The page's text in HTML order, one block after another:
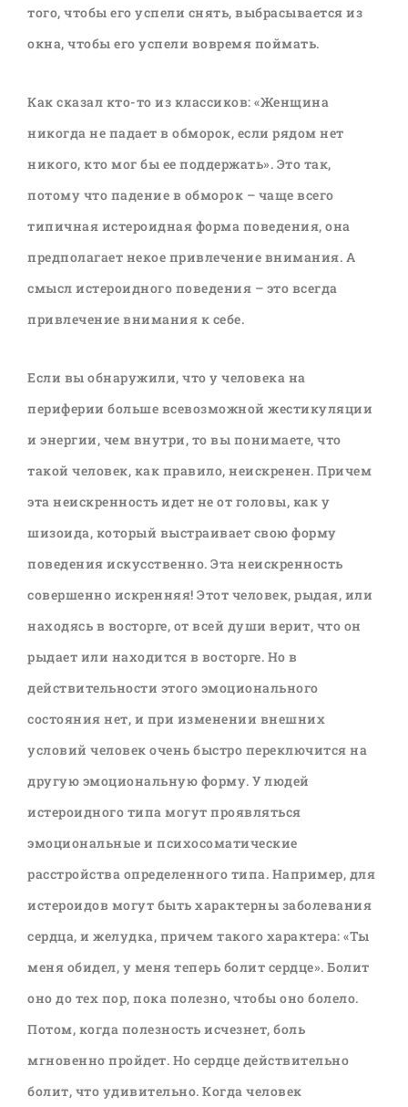
того, чтобы его успели снять, выбрасывается из
окна, чтобы его успели вовремя поймать.
Как сказал кто-то из классиков: «Женщина
никогда не падает в обморок, если рядом нет
никого, кто мог бы ее поддержать». Это так,
потому что падение в обморок – чаще всего
типичная истероидная форма поведения, она
предполагает некое привлечение внимания. А
смысл истероидного поведения – это всегда
привлечение внимания к себе.
Если вы обнаружили, что у человека на
периферии больше всевозможной жестикуляции
и энергии, чем внутри, то вы понимаете, что
такой человек, как правило, неискренен. Причем
эта неискренность идет не от головы, как у
шизоида, который выстраивает свою форму
поведения искусственно. Эта неискренность
совершенно искренняя! Этот человек, рыдая, или
находясь в восторге, от всей души верит, что он
рыдает или находится в восторге. Но в
действительности этого эмоционального
состояния нет, и при изменении внешних
условий человек очень быстро переключится на
другую эмоциональную форму. У людей
истероидного типа могут проявляться
эмоциональные и психосоматические
расстройства определенного типа. Например, для
истероидов могут быть характерны заболевания
сердца, и желудка, причем такого характера: «Ты
меня обидел, у меня теперь болит сердце». Болит
оно до тех пор, пока полезно, чтобы оно болело.
Потом, когда полезность исчезнет, боль
мгновенно пройдет. Но сердце действительно
болит, что удивительно. Когда человек